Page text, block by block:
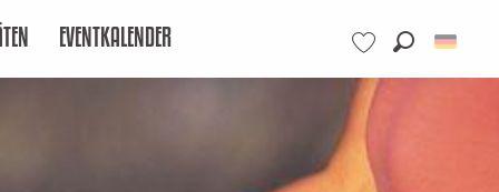
Voir les favoris
EVENTKALENDER